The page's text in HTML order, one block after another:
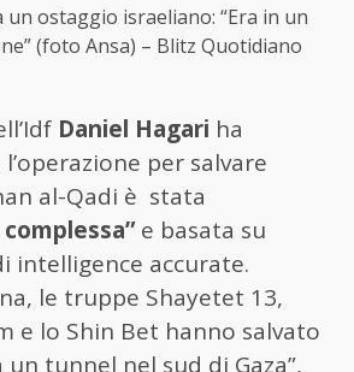
un ostaggio israeliano: “Era in un
(foto Ansa) – Blitz Quotidiano
Daniel Hagari ha
per salvare
al-Qadi è stata
e basata su
intelligence accurate.
le truppe Shayetet 13,
e lo Shin Bet hanno salvato
un tunnel nel sud di Gaza”,